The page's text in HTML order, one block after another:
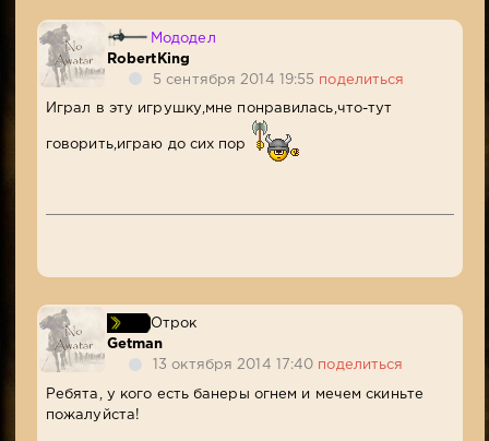
Мододел
RobertKing
5 сентября 2014 19:55 поделиться
Играл в эту игрушку,мне понравилась,что-тут
говорить,играю до сих пор
Отрок
Getman
13 октября 2014 17:40 поделиться
Ребята, у кого есть банеры огнем и мечем скиньте
пожалуйста!